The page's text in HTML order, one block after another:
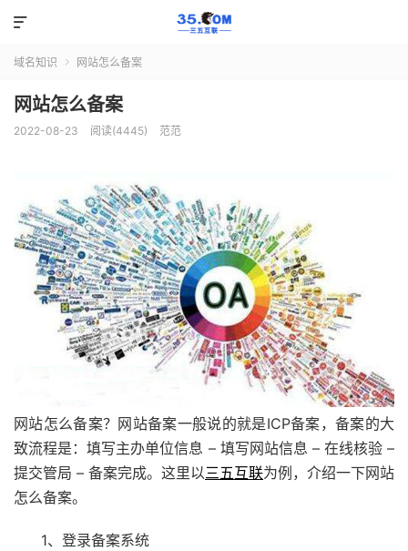

域名知识  网站怎么备案
网站怎么备案
2022-08-23 阅读(4445) 范范
网站怎么备案？网站备案一般说的就是ICP备案，备案的大
致流程是：填写主办单位信息 – 填写网站信息 – 在线核验 –
提交管局 – 备案完成。这里以三五互联为例，介绍一下网站
怎么备案。
1、登录备案系统